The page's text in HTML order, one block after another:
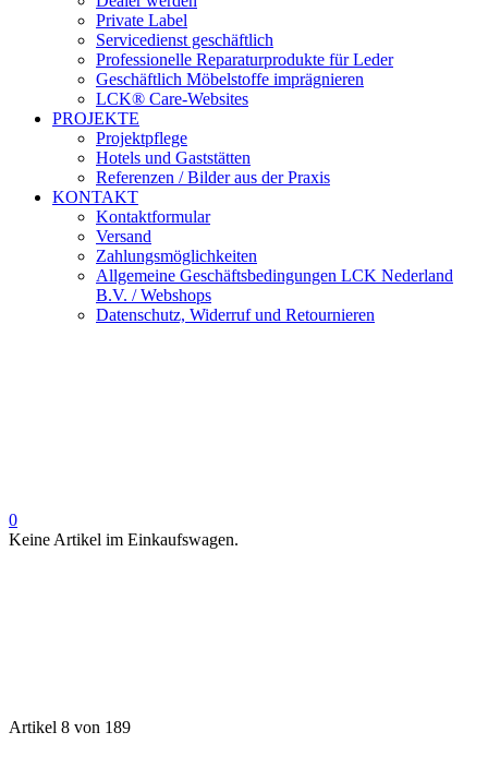
Private Label
Servicedienst geschäftlich
Professionelle Reparaturprodukte für Leder
Geschäftlich Möbelstoffe imprägnieren
LCK® Care-Websites
PROJEKTE
Projektpflege
Hotels und Gaststätten
Referenzen / Bilder aus der Praxis
KONTAKT
Kontaktformular
Versand
Zahlungsmöglichkeiten
Allgemeine Geschäftsbedingungen LCK Nederland
B.V. / Webshops
Datenschutz, Widerruf und Retournieren
0
Keine Artikel im Einkaufswagen.
Artikel 8 von 189